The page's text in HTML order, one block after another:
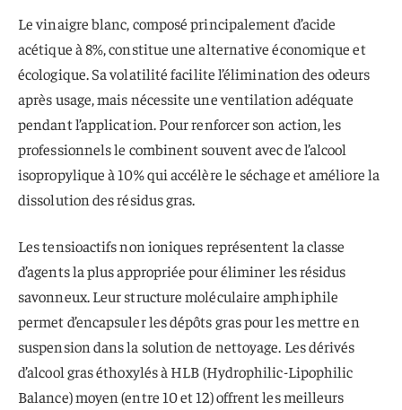
Le vinaigre blanc, composé principalement d’acide
acétique à 8%, constitue une alternative économique et
écologique. Sa volatilité facilite l’élimination des odeurs
après usage, mais nécessite une ventilation adéquate
pendant l’application. Pour renforcer son action, les
professionnels le combinent souvent avec de l’alcool
isopropylique à 10% qui accélère le séchage et améliore la
dissolution des résidus gras.
Les tensioactifs non ioniques représentent la classe
d’agents la plus appropriée pour éliminer les résidus
savonneux. Leur structure moléculaire amphiphile
permet d’encapsuler les dépôts gras pour les mettre en
suspension dans la solution de nettoyage. Les dérivés
d’alcool gras éthoxylés à HLB (Hydrophilic-Lipophilic
Balance) moyen (entre 10 et 12) offrent les meilleurs